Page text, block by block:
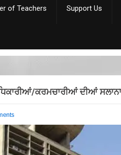
of Teachers Support Us
ਕਰਮਚਾਰੀਆਂ ਦੀਆਂ